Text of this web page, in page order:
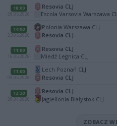
18:00
29.05.2026
Resovia CLJ
Escola Varsovia Warszawa
14:00
23.05.2026
Polonia Warszawa CLJ
Resovia CLJ
11:00
16.05.2026
Resovia CLJ
Miedź Legnica CLJ
11:00
09.05.2026
Lech Poznań CLJ
Resovia CLJ
13:30
29.04.2026
Resovia CLJ
Jagiellonia Białystok CLJ
ZOBACZ